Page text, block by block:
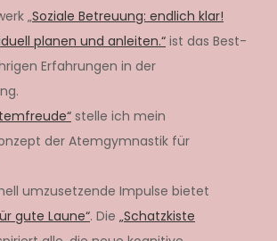
„Soziale Betreuung: endlich klar!
planen und anleiten.“ ist das Best-
Erfahrungen in der
stelle ich mein
der Atemgymnastik für
umzusetzende Impulse bietet
gute Laune“. Die „Schatzkiste